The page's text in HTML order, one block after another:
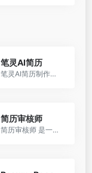
笔灵AI简历
笔灵AI简历制作工具是一个在线服务，它允许用户通过简单的步骤生成专业的个人简历。用户只需输入目标职位，系统就能一键生成简历，帮助用户轻松吸引HR的注意。
简历审核师
简历审核师 是一个利用人工智能技术帮助求职者优化简历的平台。它通过 AI 技术分析用户的简历，并提供反馈，确保简历内容与申请的工作相匹配。